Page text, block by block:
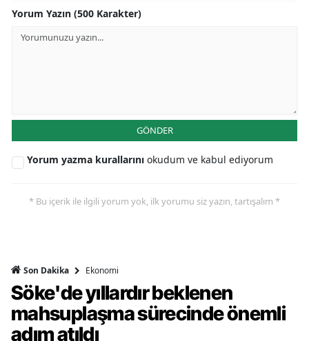
Yorum Yazın (500 Karakter)
GÖNDER
Yorum yazma kurallarını okudum ve kabul ediyorum
* Bu içerik ile ilgili yorum yok, ilk yorumu siz yazın, tartışalım *
Son Dakika Ekonomi
Söke'de yıllardır beklenen
mahsuplaşma sürecinde önemli
adım atıldı